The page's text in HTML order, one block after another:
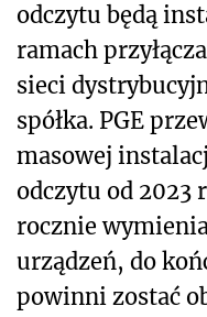
odczytu będą
ramach
sieci
spółka. PGE
masowej
odczytu od 2023
rocznie
urządzeń, do
powinni zostać